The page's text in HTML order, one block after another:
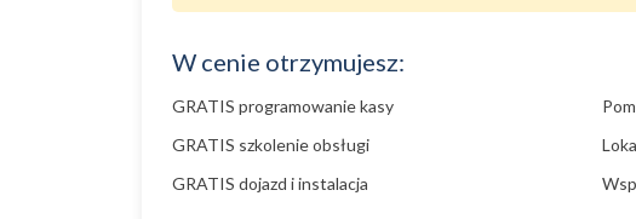
W cenie otrzymujesz:
GRATIS programowanie kasy
GRATIS szkolenie obsługi
GRATIS dojazd i instalacja